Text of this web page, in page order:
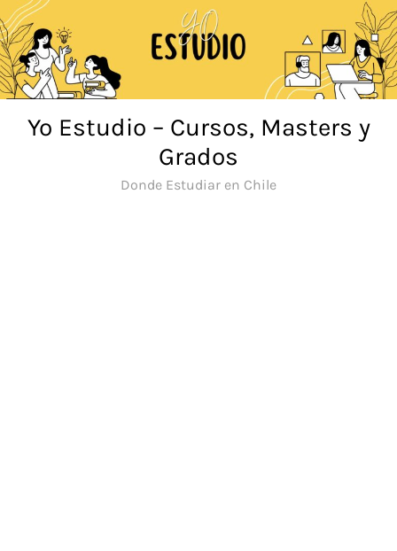
Saltar
al
contenido
Yo Estudio – Cursos, Masters y
Grados
Donde Estudiar en Chile